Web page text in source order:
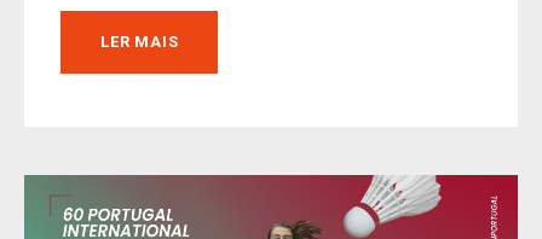
LER MAIS